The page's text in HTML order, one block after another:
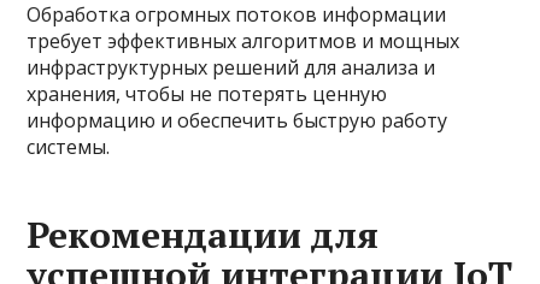
Обработка огромных потоков информации
требует эффективных алгоритмов и мощных
инфраструктурных решений для анализа и
хранения, чтобы не потерять ценную
информацию и обеспечить быструю работу
системы.
Рекомендации для